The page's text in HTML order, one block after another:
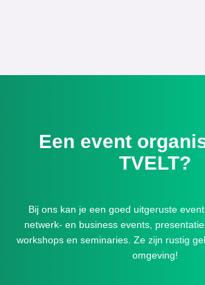
Een event
TVELT?
Bij ons kan je een goed uitgeruste
netwerk- en business events,
workshops en seminaries. Ze zijn rustig
omgeving!